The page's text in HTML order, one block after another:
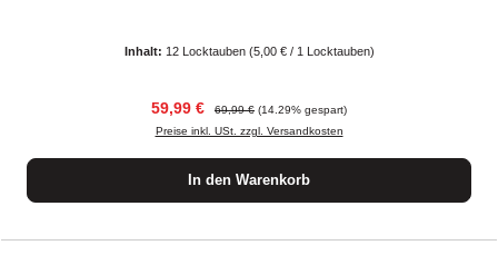
Inhalt: 12 Locktauben (5,00 € / 1 Locktauben)
Verkaufspreis:
59,99 € Regulärer Preis:
69,99 € (14.29% gespart)
Preise inkl. USt. zzgl. Versandkosten
In den Warenkorb